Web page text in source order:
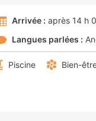
Arrivée : après 14 h
Langues parlées :
Piscine Bien-